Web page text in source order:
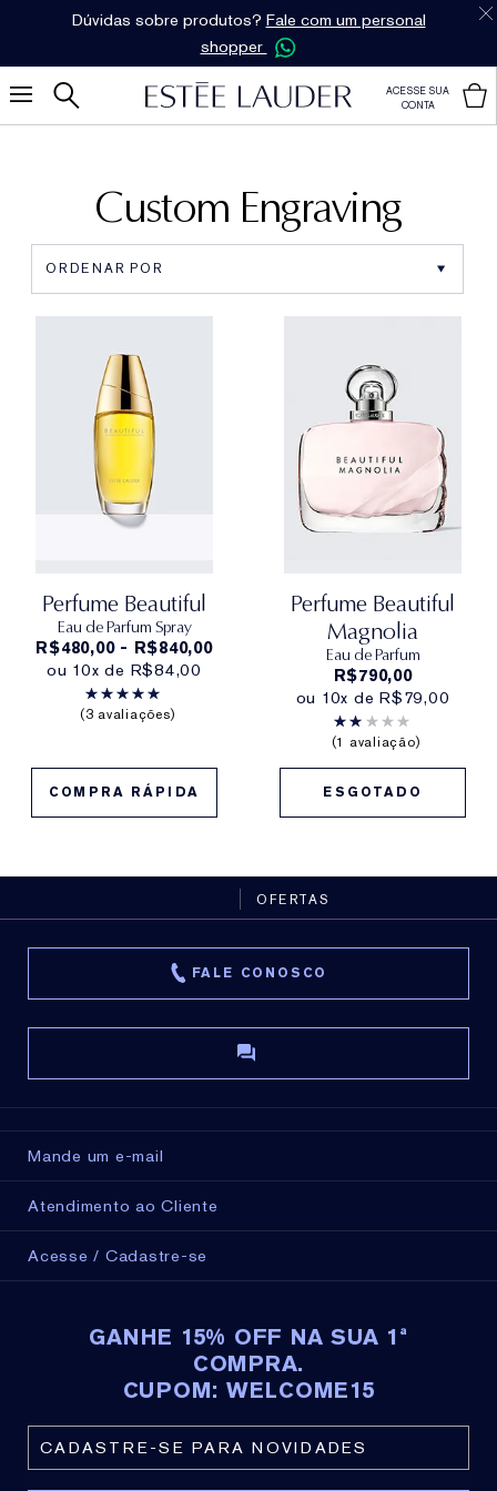
Dúvidas sobre produtos? Fale com um personal
shopper
ACESSE SUA
CONTA
Custom Engraving
Perfume Beautiful
Eau de Parfum Spray
R$480,00 - R$840,00
ou 10x de R$84,00
3 avaliações
COMPRA RÁPIDA
Perfume Beautiful
Magnolia
Eau de Parfum
R$790,00
ou 10x de R$79,00
1 avaliação
ESGOTADO
OFERTAS
FALE CONOSCO
Mande um e-mail
Atendimento ao Cliente
Acesse / Cadastre-se
GANHE 15% OFF NA SUA 1ª
COMPRA.
CUPOM: WELCOME15